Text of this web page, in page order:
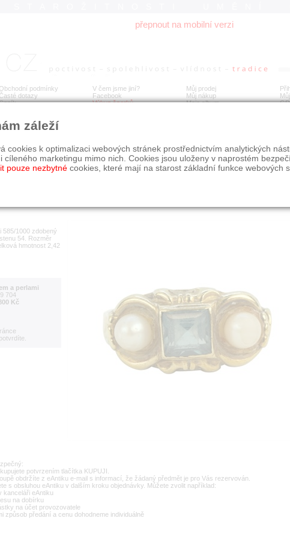
přepnout na mobilní verzi
Obchodní podmínky
Časté dotazy
V čem jsme jiní?
Facebook
Výkup šperků
Můj prodej
Můj nákup
Moje album
179 704 Zlatý prsten s turmalínem a perlami
585/1000 zdobený
54. Rozměr
hmotnost 2,42
a perlami
704
Kč
potvrzením tlačítka KUPUJI.
obdržíte z eAntiku e-mail s informací, že žádaný předmět je pro Vás rezervován.
s obsluhou eAntiku v dalším kroku objednávky. Můžete zvolit například:
kanceláři eAntiku
na dobírku
na účet provozovatele
způsob předání a cenu dohodneme individuálně
záleží
cookies k optimalizaci webových stránek prostřednictvím analytických
marketingu mimo nich. Cookies jsou uloženy v naprostém
pouze nezbytné cookies, které mají na starost základní funkce webových